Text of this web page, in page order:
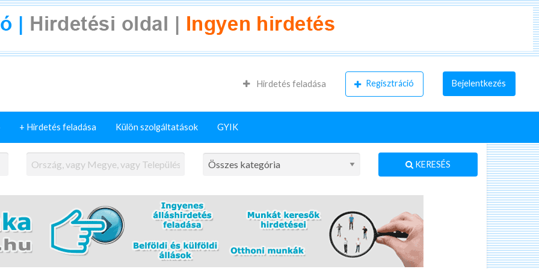
Hirdetés feladása Regisztráció Bejelentkezés
+ Hirdetés feladása Külön szolgáltatások GYIK
KERESÉS